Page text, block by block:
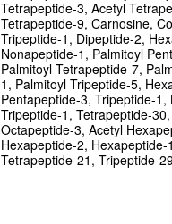
Tetrapeptide-3, Acetyl
Tetrapeptide-9, Carnosine,
Tripeptide-1, Dipeptide-2,
Nonapeptide-1, Palmitoyl
Palmitoyl Tetrapeptide-7,
1, Palmitoyl Tripeptide-5,
Pentapeptide-3, Tripeptide-1,
Tripeptide-1, Tetrapeptide-
Octapeptide-3, Acetyl
Hexapeptide-2, Hexapeptide-
Tetrapeptide-21, Tripeptide-